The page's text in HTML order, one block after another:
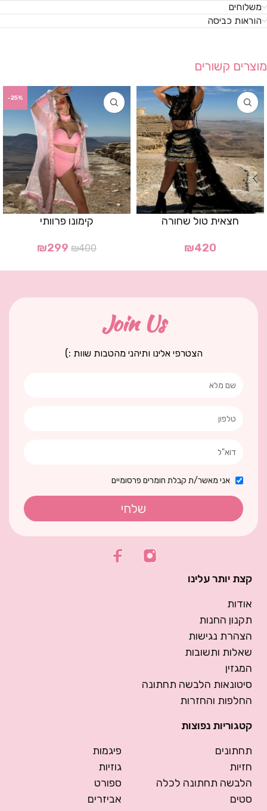
משלוחים
הוראות כביסה
מוצרים קשורים
חצאית טול שחורה
₪420
-25%
קימונו פרוותי
₪400
₪299
Join Us
הצטרפי אלינו ותיהני מהטבות שוות :)
אני מאשר/ת קבלת חומרים פרסומיים
שלחי
קצת יותר עלינו
אודות
תקנון החנות
הצהרת נגישות
שאלות ותשובות
המגזין
סיטונאות הלבשה תחתונה
החלפות והחזרות
קטגוריות נפוצות
תחתונים
חזיות
הלבשה תחתונה לכלה
סטים
פיגמות
גוזיות
ספורט
אביזרים